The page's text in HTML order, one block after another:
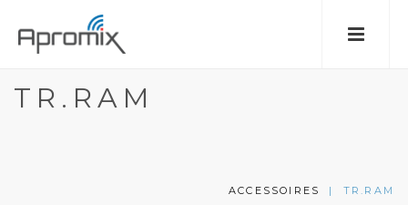
TR.RAM
ACCESSOIRES | TR.RAM